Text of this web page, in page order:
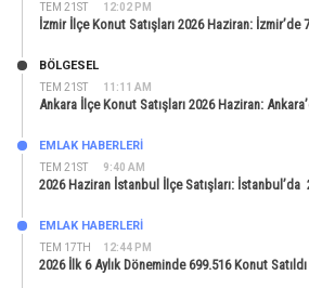
TEM 21ST 12:02 PM
İzmir İlçe Konut Satışları 2026 Haziran: İzmir’de
TEM 21ST 11:11 AM
BÖLGESEL
Ankara İlçe Konut Satışları 2026 Haziran:
TEM 21ST 9:40 AM
EMLAK HABERLERI
2026 Haziran İstanbul İlçe Satışları: İstanbul’da
TEM 17TH 12:44 PM
EMLAK HABERLERI
2026 İlk 6 Aylık Döneminde 699.516 Konut Satıldı